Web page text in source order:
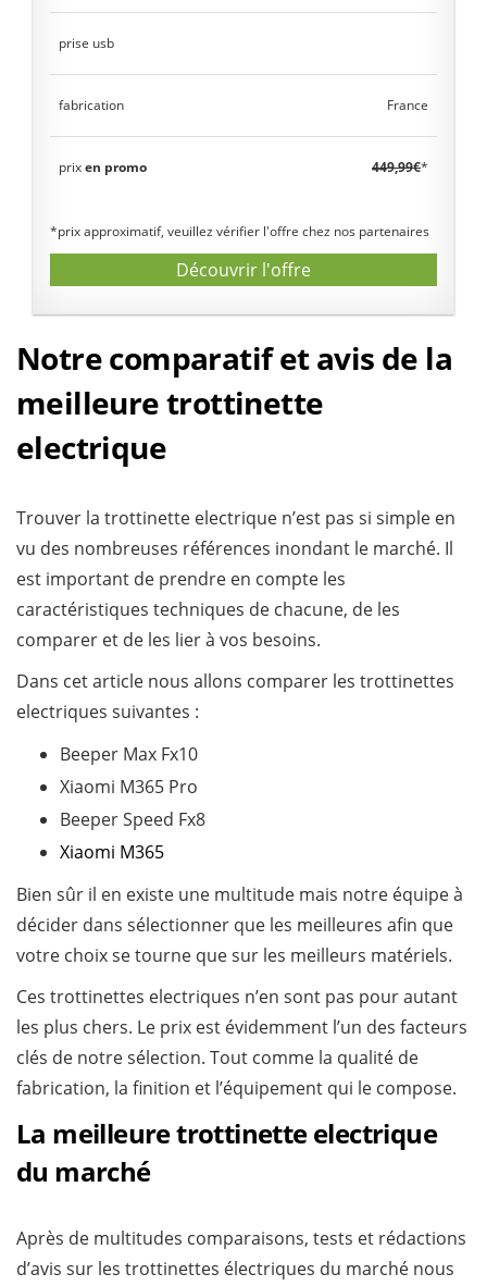
prise usb
fabrication France
prixen promo 449,99€*
*prix approximatif, veuillez vérifier l'offre chez nos partenaires
Découvrir l'offre
Notre comparatif et avis de la
meilleure trottinette
electrique
Trouver la trottinette electrique n’est pas si simple en
vu des nombreuses références inondant le marché. Il
est important de prendre en compte les
caractéristiques techniques de chacune, de les
comparer et de les lier à vos besoins.
Dans cet article nous allons comparer les trottinettes
electriques suivantes :
Beeper Max Fx10
Xiaomi M365 Pro
Beeper Speed Fx8
Xiaomi M365
Bien sûr il en existe une multitude mais notre équipe à
décider dans sélectionner que les meilleures afin que
votre choix se tourne que sur les meilleurs matériels.
Ces trottinettes electriques n’en sont pas pour autant
les plus chers. Le prix est évidemment l’un des facteurs
clés de notre sélection. Tout comme la qualité de
fabrication, la finition et l’équipement qui le compose.
La meilleure trottinette electrique
du marché
Après de multitudes comparaisons, tests et rédactions
d’avis sur les trottinettes électriques du marché nous